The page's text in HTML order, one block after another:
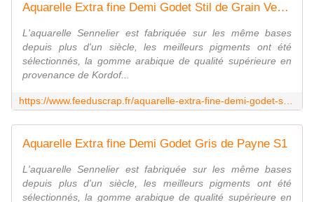
Aquarelle Extra fine Demi Godet Stil de Grain Vert S2
L'aquarelle Sennelier est fabriquée sur les même bases
depuis plus d'un siècle, les meilleurs pigments ont été
sélectionnés, la gomme arabique de qualité supérieure en
provenance de Kordof...
Aquarelle Extra fine Demi Godet Gris de Payne S1
L'aquarelle Sennelier est fabriquée sur les même bases
depuis plus d'un siècle, les meilleurs pigments ont été
sélectionnés, la gomme arabique de qualité supérieure en